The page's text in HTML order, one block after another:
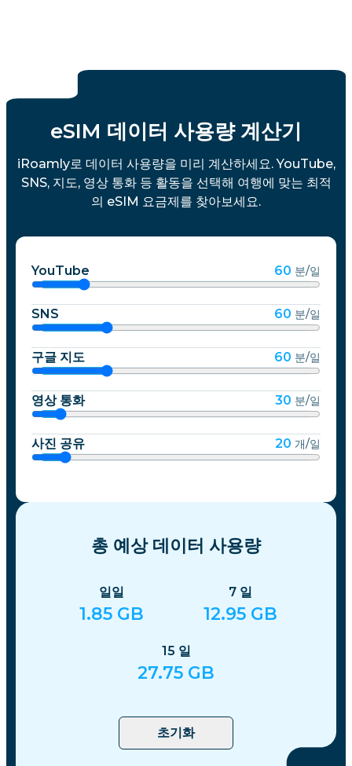
eSIM 데이터 사용량 계산기
iRoamly로 데이터 사용량을 미리 계산하세요. YouTube,
SNS, 지도, 영상 통화 등 활동을 선택해 여행에 맞는 최적
의 eSIM 요금제를 찾아보세요.
YouTube 60 분/일
SNS 60 분/일
구글 지도 60 분/일
영상 통화 30 분/일
사진 공유 20 개/일
총 예상 데이터 사용량
일일
1.85 GB
7 일
12.95 GB
15 일
27.75 GB
초기화